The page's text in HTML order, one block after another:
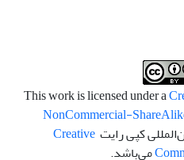
NonCommercial-
کپی رایتCreative
می‌باشد.